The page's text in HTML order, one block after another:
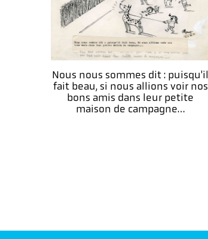
Nous nous sommes dit : puisqu'il
fait beau, si nous allions voir nos
bons amis dans leur petite
maison de campagne…